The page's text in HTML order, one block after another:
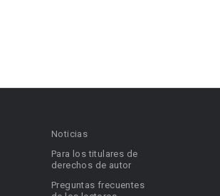
Noticias
Para los titulares de
derechos de autor
Preguntas frecuentes